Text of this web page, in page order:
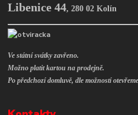
Libenice 44,280 02 Kolín
Ve státní svátky zavřeno.
Možno platit kartou na prodejně.
Po předchozí domluvě, dle možností